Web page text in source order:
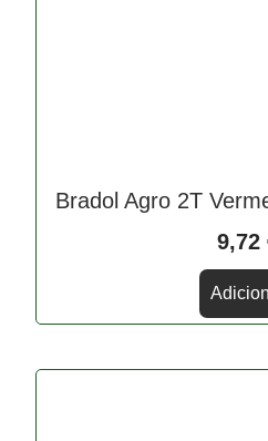
Bradol Agro 2T
9,72